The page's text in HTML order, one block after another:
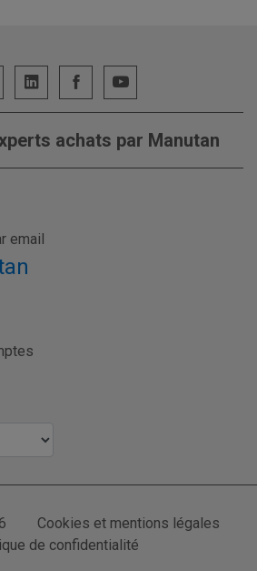
achats par Manutan
email
Cookies et mentions légales
de confidentialité